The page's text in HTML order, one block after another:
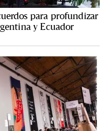
para profundizar
y Ecuador